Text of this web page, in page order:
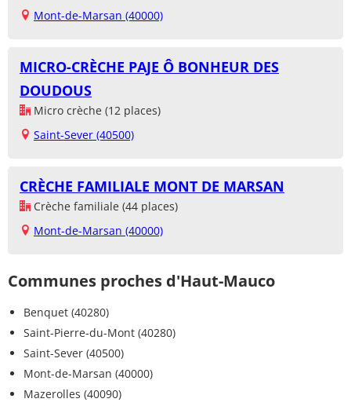
Mont-de-Marsan (40000)
MICRO-CRÈCHE PAJE Ô BONHEUR DES
DOUDOUS
Micro crèche (12 places)
Saint-Sever (40500)
CRÈCHE FAMILIALE MONT DE MARSAN
Crèche familiale (44 places)
Mont-de-Marsan (40000)
Communes proches d'Haut-Mauco
Benquet (40280)
Saint-Pierre-du-Mont (40280)
Saint-Sever (40500)
Mont-de-Marsan (40000)
Mazerolles (40090)